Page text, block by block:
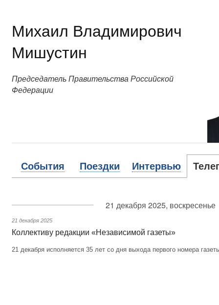
Михаил Владимирович
Мишустин
Председатель Правительства Российской
Федерации
События Поездки Интервью
21 декабря 2025, воскресенье
21 декабря 2025
Коллективу редакции «Независимой газеты»
21 декабря исполняется 35 лет со дня выхода первого номера